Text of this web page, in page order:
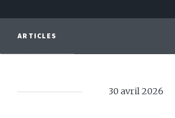
ARTICLES
30 avril 2026